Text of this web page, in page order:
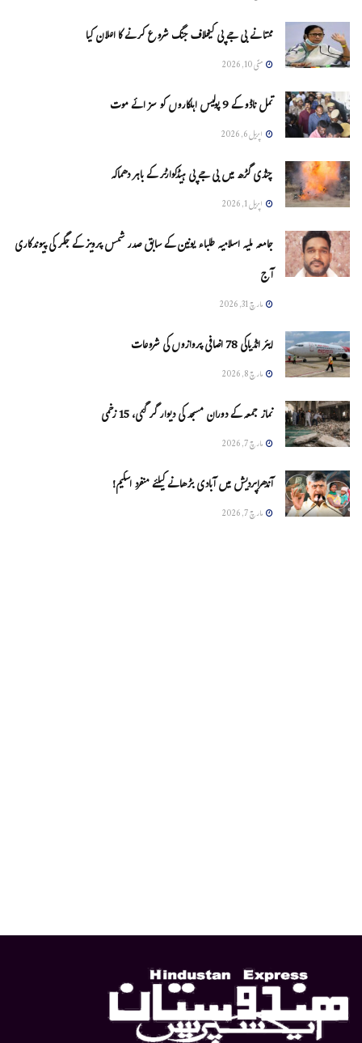
ممتا نے بی جے پی کیخلاف جنگ شروع کرنے کا اعلان کیا
مئی 10, 2026
تمل ناڈو کے 9 پولیس اہلکاروں کو سزائے موت
اپریل 6, 2026
چنڈی گڑھ میں بی جے پی ہیڈکوارٹر کے باہر دھماکہ
اپریل 1, 2026
جامعہ ملیہ اسلامیہ طلباء یونین کے سابق صدر شمس پرویز کے جگر کی پیوندکاری
آج
مارچ 31, 2026
ایئر انڈیاکی 78 اضافی پروازوں کی شروعات
مارچ 8, 2026
نماز جمعہ کے دوران مسجد کی دیوار گر گئی، 15 زخمی
مارچ 7, 2026
آندھراپردیش میں آبادی بڑھانے کیلئے منفرد اسکیم!
مارچ 7, 2026